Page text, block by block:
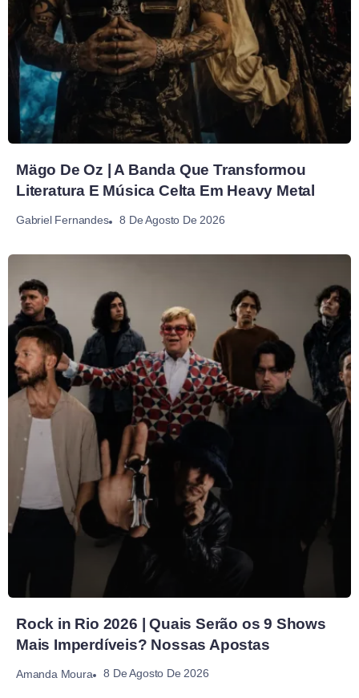
Mägo De Oz | A Banda Que Transformou
Literatura E Música Celta Em Heavy Metal
Gabriel Fernandes 8 De Agosto De 2026
Rock in Rio 2026 | Quais Serão os 9 Shows
Mais Imperdíveis? Nossas Apostas
Amanda Moura 8 De Agosto De 2026